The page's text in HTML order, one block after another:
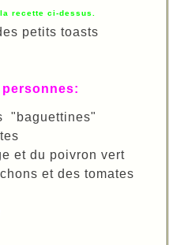
recette ci-dessus.
petits toasts
"baguettines"
et du poivron vert
et des tomates